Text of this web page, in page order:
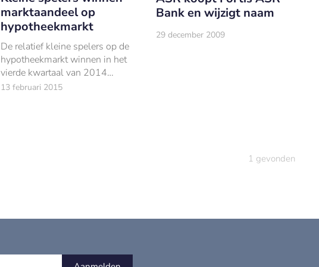
marktaandeel op
hypotheekmarkt
De relatief kleine spelers op de
hypotheekmarkt winnen in het
vierde kwartaal van 2014
marktaandeel. Delta Lloyd en
13 februari 2015
Bank en wijzigt naam
29 december 2009
1 gevonden